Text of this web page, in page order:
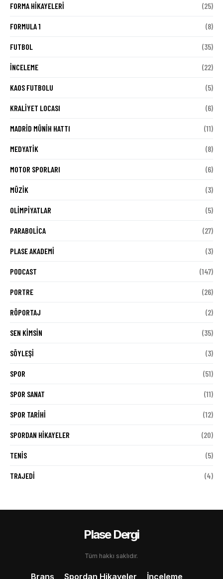
FORMA HIKAYELERI (25)
FORMULA 1 (8)
FUTBOL (35)
İNCELEME (22)
KAOS FUTBOLU (5)
KRALIYET LOCASI (6)
MADRID MÜNIH HATTI (11)
MEDYATIK (8)
MOTOR SPORLARI (6)
MÜZIK (3)
OLIMPIYATLAR (5)
PARABOLICA (27)
PLASE AKADEMI (3)
PODCAST (147)
PORTRE (26)
RÖPORTAJ (2)
SEN KIMSIN (35)
SÖYLEŞI (3)
SPOR (51)
SPOR SANAT (11)
SPOR TARIHI (12)
SPORDAN HIKAYELER (20)
TENIS (5)
TRAJEDI (4)
Plase Dergi
Tüm hakkı saklıdır.
Branş Spordan Hikayeler İnceleme